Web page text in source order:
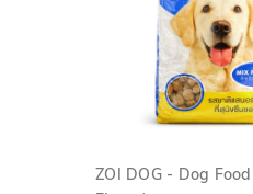
ZOI DOG - Dog